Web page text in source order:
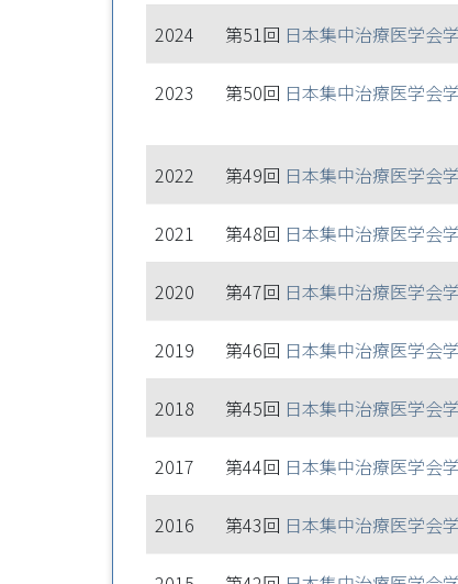
2024 第51回 日本集中治療医学会
2023 第50回 日本集中治療医学会
2022 第49回 日本集中治療医学会
2021 第48回 日本集中治療医学会
2020 第47回 日本集中治療医学会
2019 第46回 日本集中治療医学会
2018 第45回 日本集中治療医学会
2017 第44回 日本集中治療医学会
2016 第43回 日本集中治療医学会